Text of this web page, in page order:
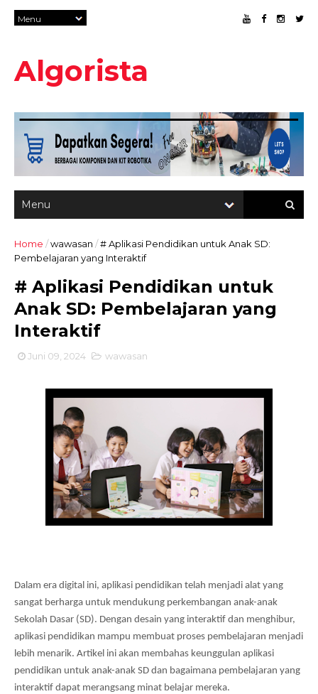
Algorista
Home /wawasan /# Aplikasi Pendidikan untuk Anak SD:
Pembelajaran yang Interaktif
# Aplikasi Pendidikan untuk
Anak SD: Pembelajaran yang
Interaktif
Juni 09, 2024 wawasan
Dalam era digital ini, aplikasi pendidikan telah menjadi alat yang
sangat berharga untuk mendukung perkembangan anak-anak
Sekolah Dasar (SD). Dengan desain yang interaktif dan menghibur,
aplikasi pendidikan mampu membuat proses pembelajaran menjadi
lebih menarik. Artikel ini akan membahas keunggulan aplikasi
pendidikan untuk anak-anak SD dan bagaimana pembelajaran yang
interaktif dapat merangsang minat belajar mereka.